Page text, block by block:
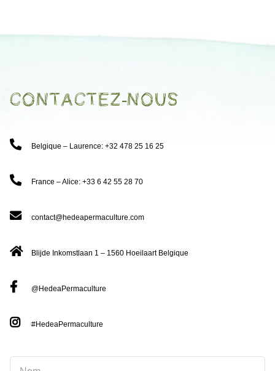
Contactez-nous
Belgique – Laurence: +32 478 25 16 25
France – Alice: +33 6 42 55 28 70
contact@hedeapermaculture.com
Blijde Inkomstlaan 1 – 1560 Hoeilaart Belgique
@HedeaPermaculture
#HedeaPermaculture